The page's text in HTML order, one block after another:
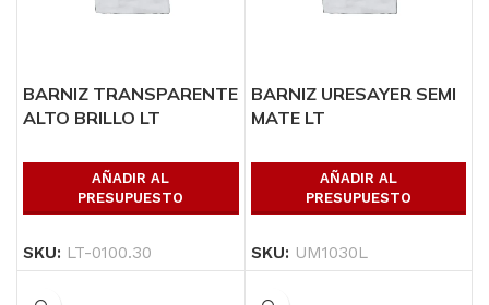
BARNIZ TRANSPARENTE
ALTO BRILLO LT
AÑADIR AL
PRESUPUESTO
SKU: LT-0100.30
BARNIZ URESAYER SEMI
MATE LT
AÑADIR AL
PRESUPUESTO
SKU: UM1030L